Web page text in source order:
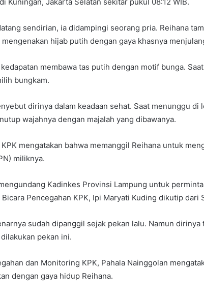
sendirian, ia didampingi seorang pria. Reihana
mengenakan hijab putih dengan gaya khasnya
membawa tas putih dengan motif bunga.
bungkam.
dirinya dalam keadaan sehat. Saat menunggu
wajahnya dengan majalah yang dibawanya.
mengatakan bahwa memanggil Reihana untuk
miliknya.
Kadinkes Provinsi Lampung untuk
Bicara Pencegahan KPK, Ipi Maryati Kuding dikutip dari
sudah dipanggil sejak pekan lalu. Namun
pekan ini.
dan Monitoring KPK, Pahala Nainggolan
dengan gaya hidup Reihana.